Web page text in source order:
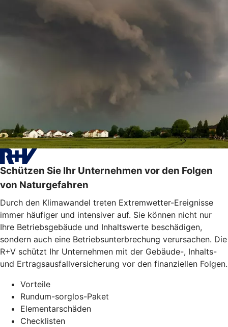
Schützen Sie Ihr Unternehmen vor den Folgen
von Naturgefahren
Durch den Klimawandel treten Extremwetter-Ereignisse
immer häufiger und intensiver auf. Sie können nicht nur
Ihre Betriebsgebäude und Inhaltswerte beschädigen,
sondern auch eine Betriebsunterbrechung verursachen. Die
R+V schützt Ihr Unternehmen mit der Gebäude-, Inhalts-
und Ertragsausfallversicherung vor den finanziellen Folgen.
Vorteile
Rundum-sorglos-Paket
Elementarschäden
Checklisten